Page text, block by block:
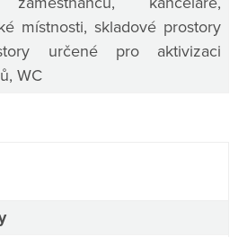
místnosti, skladové prostory
určené pro aktivizaci
WC